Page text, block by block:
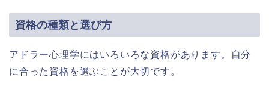
資格の種類と選び方
アドラー心理学にはいろいろな資格があります。自分
に合った資格を選ぶことが大切です。